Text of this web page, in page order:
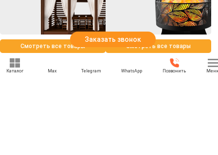
Смотреть все товары Смотреть все товары
Заказать звонок
Каталог Max Telegram WhatsApp Позвонить